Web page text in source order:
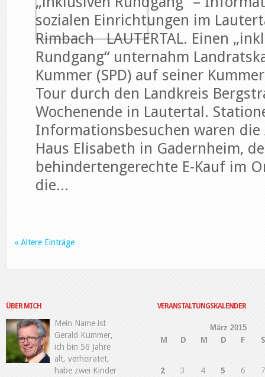
sozialen Einrichtungen im
Rimbach LAUTERTAL. Einen
Rundgang“ unternahm
Kummer (SPD) auf seiner
Tour durch den Landkreis
Wochenende in Lautertal.
Informationsbesuchen waren
Haus Elisabeth in Gadernheim,
behindertengerechte E-Kauf im
die...
« Ältere Einträge
ÜBER MICH
Mein Name ist
Gerald Kummer,
ich bin 56 Jahre
alt, verheiratet,
habe zwei Kinder
VERANSTALTUNGSKALENDER
März 2015
M D M D F S
2 3 4 5 6
7